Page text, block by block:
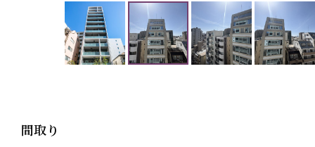
間取り